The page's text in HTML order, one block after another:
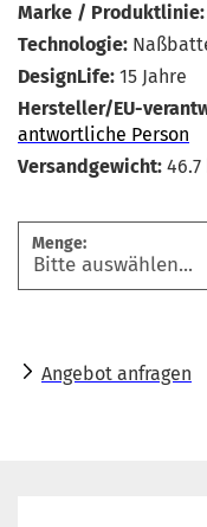
Marke / Produktlinie:
Technologie:
DesignLife: 15 Jahre
Hersteller/EU-
antwortliche Person
Versandgewicht: 46.7
Menge:
Angebot anfragen